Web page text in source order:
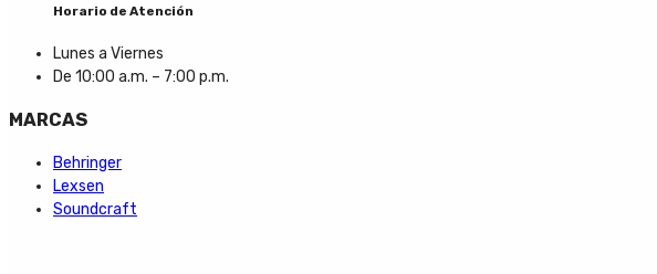
Horario de Atención
Lunes a Viernes
De 10:00 a.m. – 7:00 p.m.
MARCAS
Behringer
Lexsen
Soundcraft